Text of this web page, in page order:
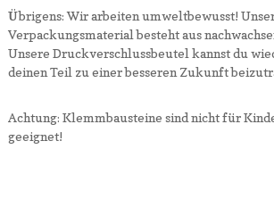
Übrigens: Wir arbeiten umweltbewusst!
Verpackungsmaterial besteht aus
Unsere Druckverschlussbeutel kannst du
deinen Teil zu einer besseren Zukunft
Achtung: Klemmbausteine sind nicht für
geeignet!